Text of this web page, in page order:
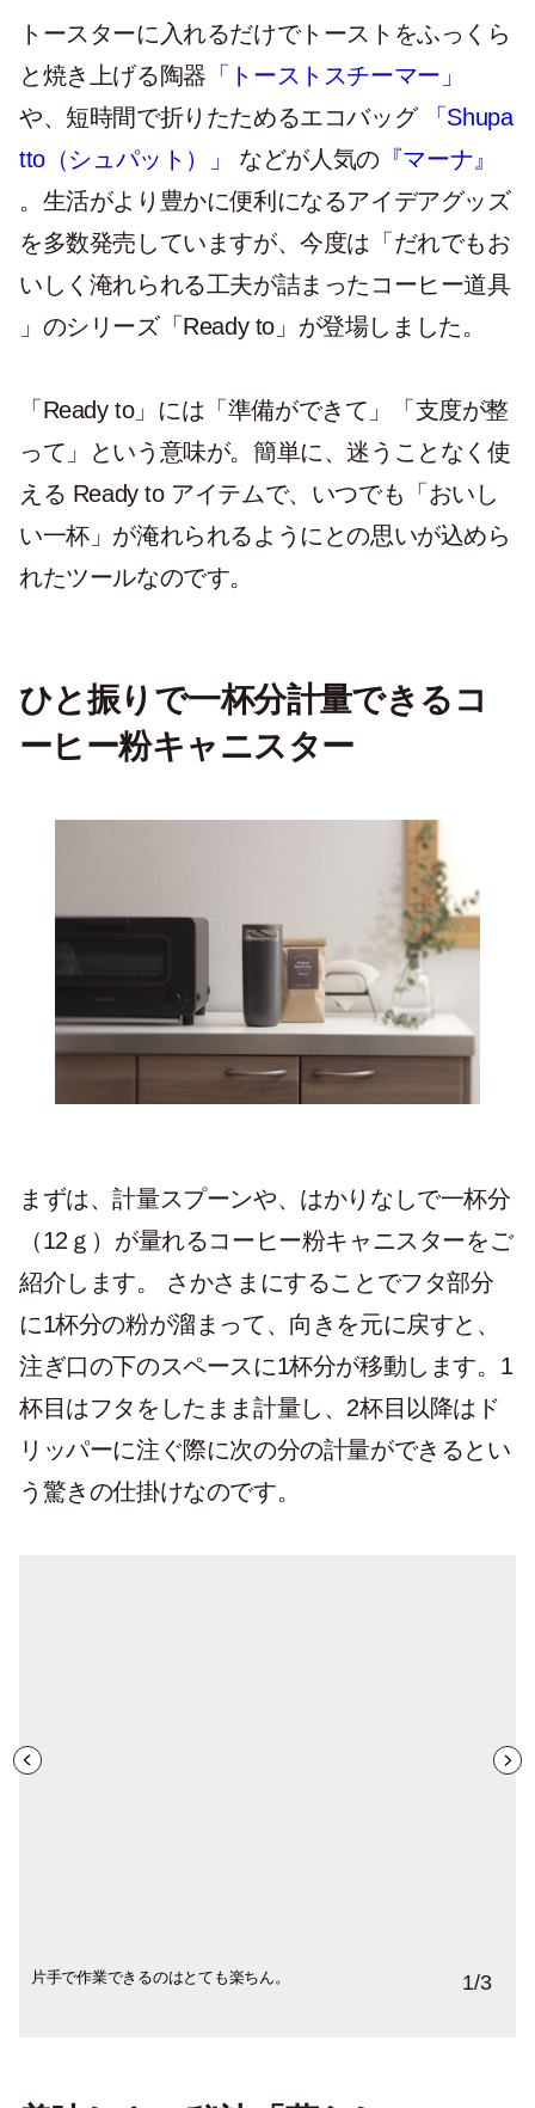
トースターに入れるだけでトーストをふっくら
と焼き上げる陶器 「トーストスチーマー」
や、短時間で折りたためるエコバッグ
「Shupa
tto（シュパット）」 などが人気の 『マーナ』
。生活がより豊かに便利になるアイデアグッズ
を多数発売していますが、今度は「だれでもお
いしく淹れられる工夫が詰まったコーヒー道具
」のシリーズ「Ready to」が登場しました。
「Ready to」には「準備ができて」「支度が整
って」という意味が。簡単に、迷うことなく使
える Ready to アイテムで、いつでも「おいし
い一杯」が淹れられるようにとの思いが込めら
れたツールなのです。
ひと振りで一杯分計量できるコ
ーヒー粉キャニスター
まずは、計量スプーンや、はかりなしで一杯分
（12ｇ）が量れるコーヒー粉キャニスターをご
紹介します。 さかさまにすることでフタ部分
に1杯分の粉が溜まって、向きを元に戻すと、
注ぎ口の下のスペースに1杯分が移動します。1
杯目はフタをしたまま計量し、2杯目以降はド
リッパーに注ぐ際に次の分の計量ができるとい
う驚きの仕掛けなのです。
片手で作業できるのはとても楽ちん。
計量の必要なし！
スリムなボトルは、ストック棚でもスマー
1/3